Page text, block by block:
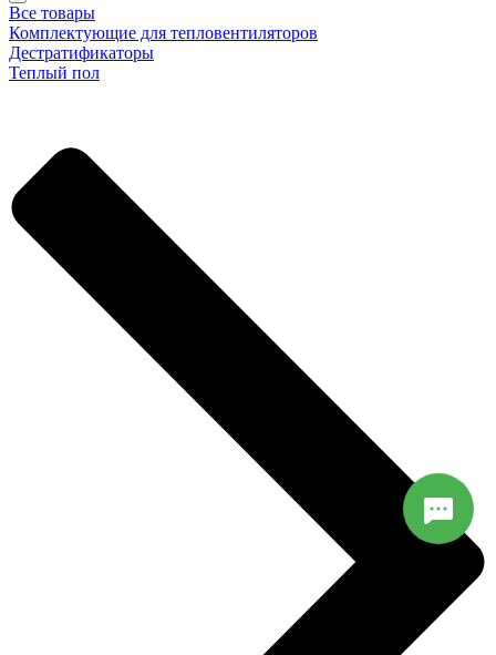
Все товары
Комплектующие для тепловентиляторов
Дестратификаторы
Теплый пол